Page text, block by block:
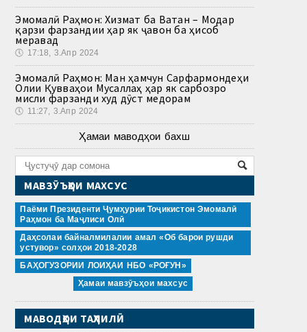
Эмомалӣ Раҳмон: Хизмат ба Ватан – Модар
қарзи фарзандии ҳар як ҷавон ба ҳисоб
меравад
🕔 17:18, 3.Апр 2024
Эмомалӣ Раҳмон: Ман ҳамчун Сарфармондеҳи
Олии Қувваҳои Мусаллаҳ ҳар як сарбозро
мисли фарзанди худ дӯст медорам
🕔 11:27, 3.Апр 2024
Ҳамаи маводҳои бахш
МАВЗӮЪҲОИ МАХСУС
Паёми Президенти Ҷумҳурии Тоҷикистон Эмомалӣ
Раҳмон ба Маҷлиси Олӣ
Даҳсолаи байналмилалии амал «Об барои рушди
устувор» солҳои 2018-2028
БАҲОГУЗОРИИ ЛОИҲАИ НБО «РОҒУН»
Ҳамаи мавзӯъҳои махсус
МАВОДҲОИ ТАҲЛИЛӢ